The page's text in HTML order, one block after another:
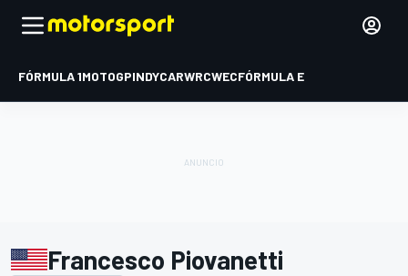
FÓRMULA 1MOTOGPINDYCARWRCWECFÓRMULA E
Francesco Piovanetti